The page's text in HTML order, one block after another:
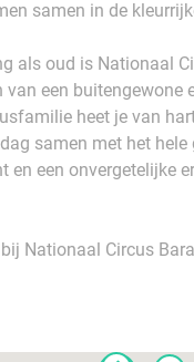
samen in de
als oud is Nationaal
van een buitengewone
heet je van
samen met het hele
en een onvergetelijke
Nationaal Circus